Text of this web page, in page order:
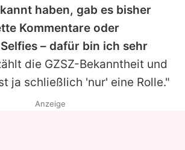
haben, gab es bisher
Kommentare oder
– dafür bin ich sehr
die GZSZ-Bekanntheit und
ja schließlich 'nur' eine Rolle."
Anzeige